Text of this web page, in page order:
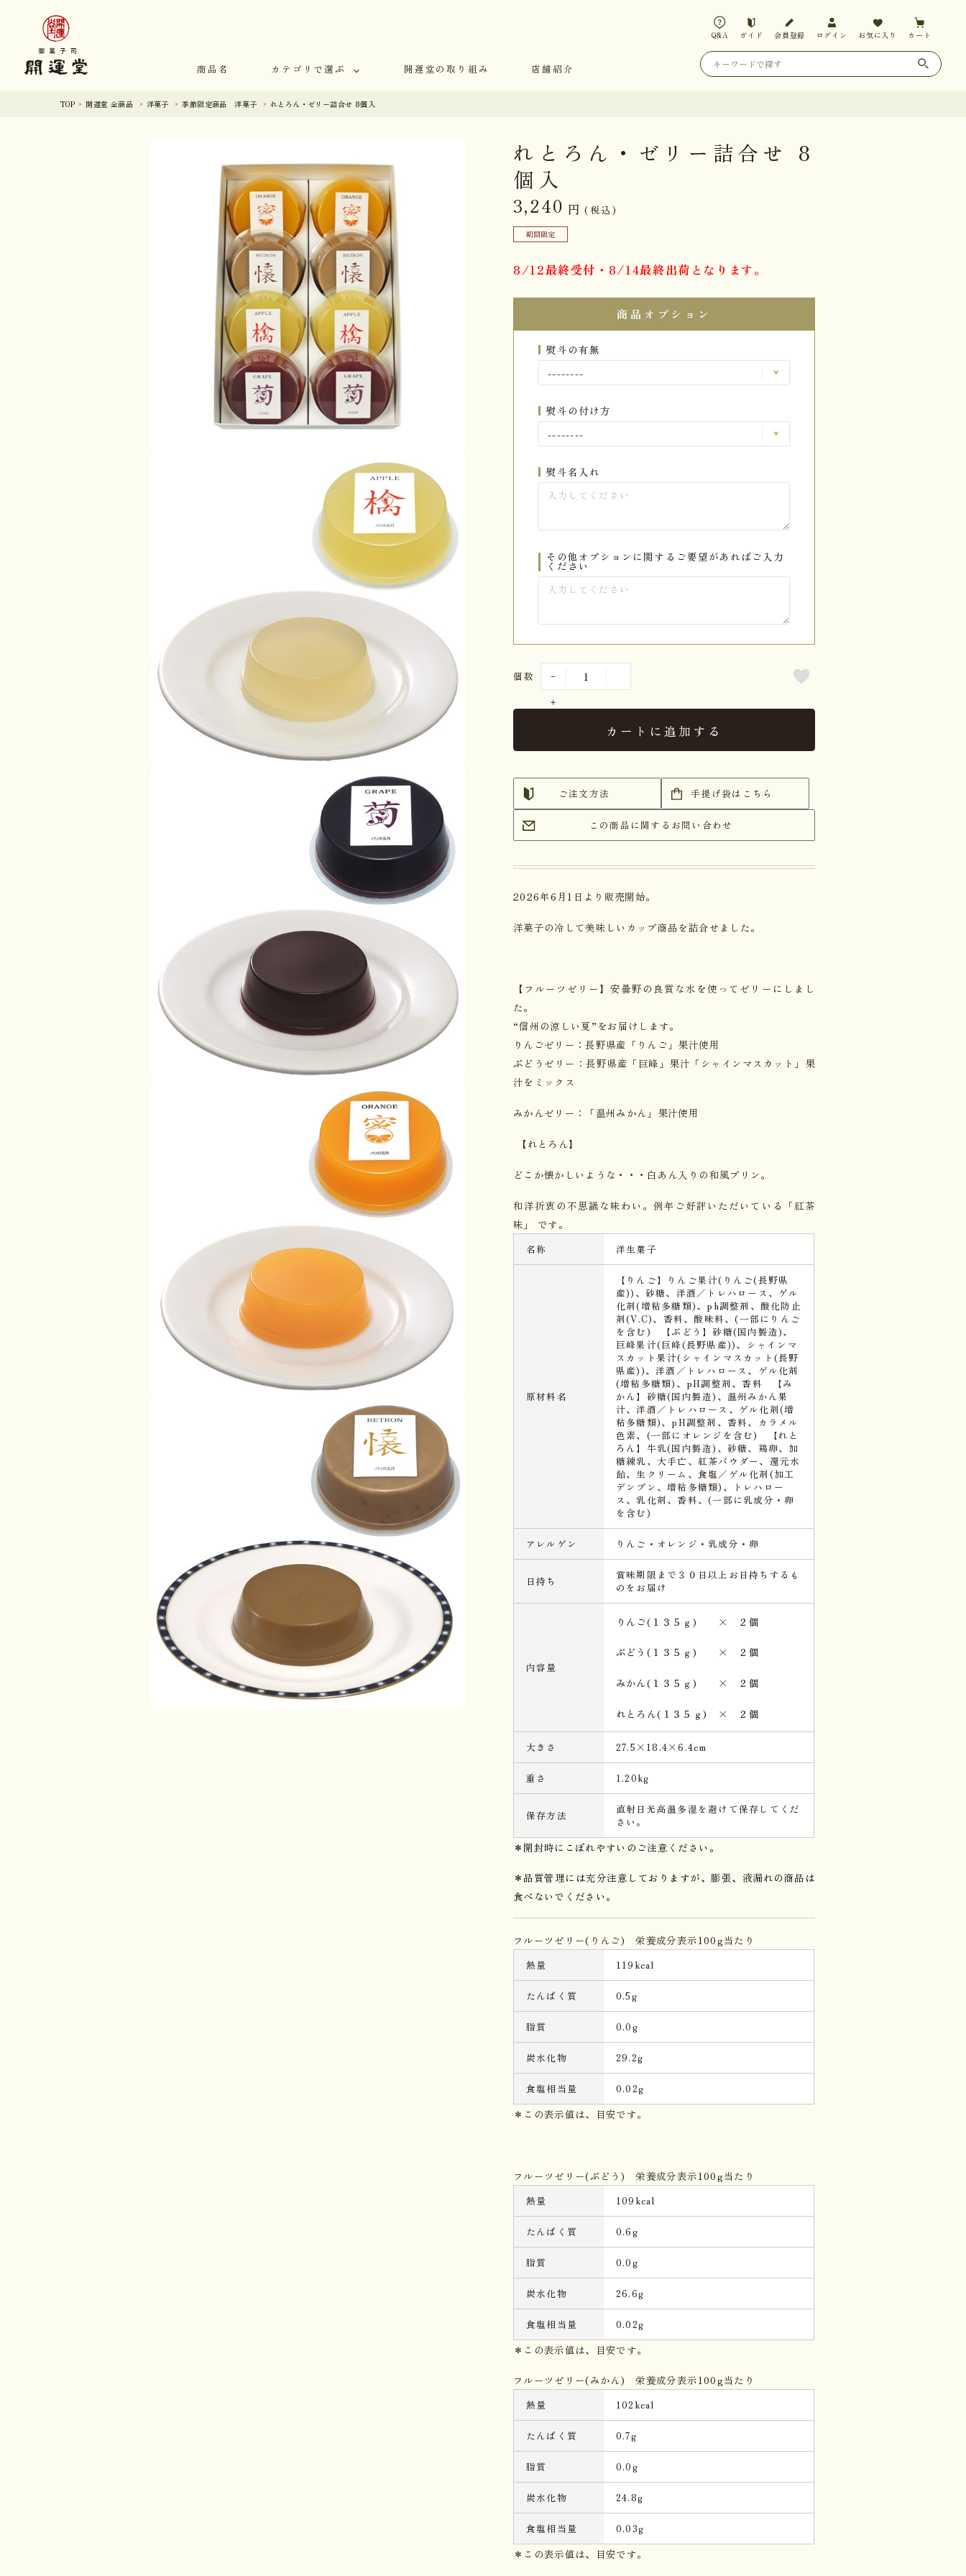
商品名 カテゴリで選ぶ 開運堂の取り組み 店舗紹介
Q&A ガイド 会員登録 ログイン お気に入り カート
TOP 開運堂 全商品 洋菓子 季節限定商品 洋菓子 れとろん・ゼリー詰合せ 8個入
れとろん・ゼリー詰合せ 8
個入
3,240 円 (税込)
期間限定
8/12最終受付・8/14最終出荷となります。
商品オプション
熨斗の有無
熨斗の付け方
熨斗名入れ
その他オプションに関するご要望があればご入力
ください
個数
カートに追加する
ご注文方法 手提げ袋はこちら
この商品に関するお問い合わせ
2026年6月1日より販売開始。
洋菓子の冷して美味しいカップ商品を詰合せました。
【フルーツゼリー】安曇野の良質な水を使ってゼリーにしまし
た。
“信州の涼しい夏”をお届けします。
りんごゼリー：長野県産「りんご」果汁使用
ぶどうゼリー：長野県産「巨峰」果汁「シャインマスカット」果
汁をミックス
みかんゼリー：「温州みかん」果汁使用
【れとろん】
どこか懐かしいような・・・白あん入りの和風プリン。
和洋折衷の不思議な味わい。例年ご好評いただいている「紅茶
味」 です。
名称 洋生菓子
原材料名
【りんご】りんご果汁(りんご(長野県
産))、砂糖、洋酒／トレハロース、ゲル
化剤(増粘多糖類)、ph調整剤、酸化防止
剤(V.C)、香料、酸味料、(一部にりんご
を含む) 【ぶどう】砂糖(国内製造)、
巨峰果汁(巨峰(長野県産))、シャインマ
スカット果汁(シャインマスカット(長野
県産))、洋酒／トレハロース、ゲル化剤
(増粘多糖類)、pH調整剤、香料 【み
かん】砂糖(国内製造)、温州みかん果
汁、洋酒／トレハロース、ゲル化剤(増
粘多糖類)、pH調整剤、香料、カラメル
色素、(一部にオレンジを含む) 【れと
ろん】牛乳(国内製造)、砂糖、鶏卵、加
糖練乳、大手亡、紅茶パウダー、還元水
飴、生クリーム、食塩／ゲル化剤(加工
デンプン、増粘多糖類)、トレハロー
ス、乳化剤、香料、(一部に乳成分・卵
を含む)
アレルゲン りんご・オレンジ・乳成分・卵
日持ち
賞味期限まで３０日以上お日持ちするも
のをお届け
内容量
りんご(１３５ｇ) × ２個
ぶどう(１３５ｇ) × ２個
みかん(１３５ｇ) × ２個
れとろん(１３５ｇ) × ２個
大きさ 27.5×18.4×6.4cm
重さ 1.20kg
保存方法
直射日光高温多湿を避けて保存してくだ
さい。
＊開封時にこぼれやすいのご注意ください。
＊品質管理には充分注意しておりますが、膨張、液漏れの商品は
食べないでください。
フルーツゼリー(りんご) 栄養成分表示100g当たり
熱量 119kcal
たんぱく質 0.5g
脂質 0.0g
炭水化物 29.2g
食塩相当量 0.02g
＊この表示値は、目安です。
フルーツゼリー(ぶどう) 栄養成分表示100g当たり
熱量 109kcal
たんぱく質 0.6g
脂質 0.0g
炭水化物 26.6g
食塩相当量 0.02g
＊この表示値は、目安です。
フルーツゼリー(みかん) 栄養成分表示100g当たり
熱量 102kcal
たんぱく質 0.7g
脂質 0.0g
炭水化物 24.8g
食塩相当量 0.03g
＊この表示値は、目安です。